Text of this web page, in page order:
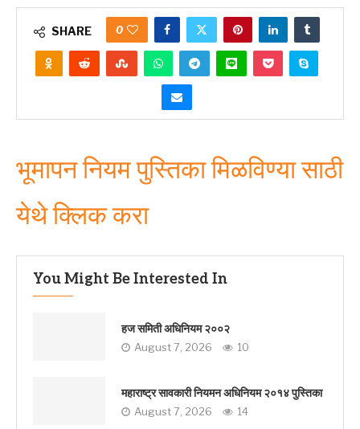
SHARE 0
भूमापन नियम पुस्तिका मिळविण्या साठी
येथे क्लिक करा
You Might Be Interested In
हज समिती अधिनियम २००२
August 7, 2026 10
महाराष्ट्र सावकारी नियमन अधिनियम २०१४ पुस्तिका
August 7, 2026 14